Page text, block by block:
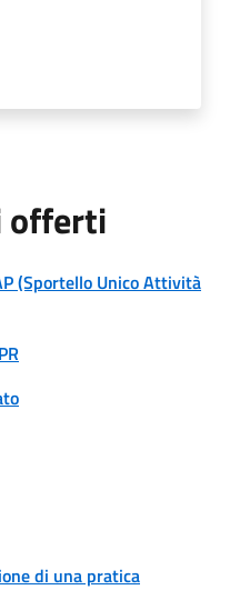
offerti
(Sportello Unico Attività
di una pratica